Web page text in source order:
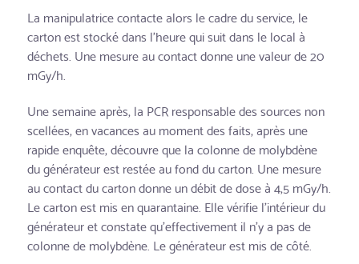
La manipulatrice contacte alors le cadre du service, le
carton est stocké dans l’heure qui suit dans le local à
déchets. Une mesure au contact donne une valeur de 20
mGy/h.
Une semaine après, la PCR responsable des sources non
scellées, en vacances au moment des faits, après une
rapide enquête, découvre que la colonne de molybdène
du générateur est restée au fond du carton. Une mesure
au contact du carton donne un débit de dose à 4,5 mGy/h.
Le carton est mis en quarantaine. Elle vérifie l’intérieur du
générateur et constate qu’effectivement il n’y a pas de
colonne de molybdène. Le générateur est mis de côté.